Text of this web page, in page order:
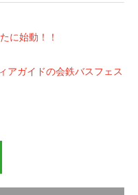
に始動！！
アガイドの会鉄バスフェス